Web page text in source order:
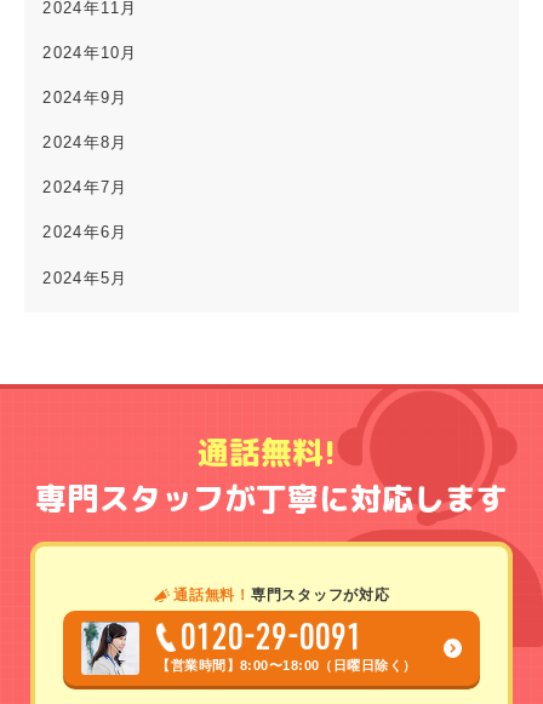
2024年11月
2024年10月
2024年9月
2024年8月
2024年7月
2024年6月
2024年5月
通話無料!
専門スタッフが丁寧に対応します
通話無料！ 専門スタッフが対応
0120-29-0091
【営業時間】8:00〜18:00（日曜日除く）